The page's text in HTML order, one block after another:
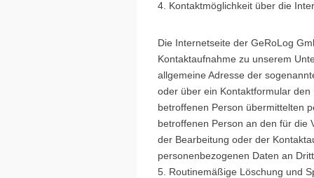
4. Kontaktmöglichkeit über die
Die Internetseite der GeRoLog
Kontaktaufnahme zu unserem
allgemeine Adresse der
oder über ein Kontaktformular
betroffenen Person übermittelten
betroffenen Person an den für die
der Bearbeitung oder der
personenbezogenen Daten an
5. Routinemäßige Löschung und